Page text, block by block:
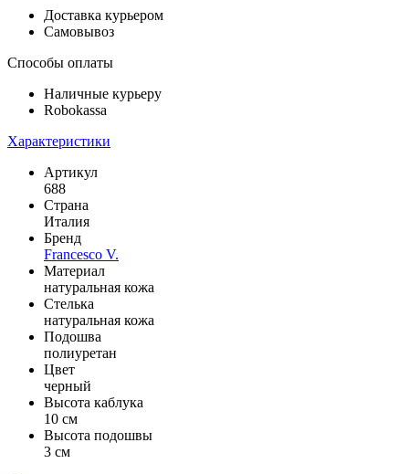
Доставка курьером
Самовывоз
Способы оплаты
Наличные курьеру
Robokassa
Характеристики
Артикул
688
Страна
Италия
Бренд
Francesco V.
Материал
натуральная кожа
Стелька
натуральная кожа
Подошва
полиуретан
Цвет
черный
Высота каблука
10 см
Высота подошвы
3 см